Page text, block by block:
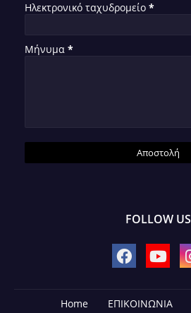
Ηλεκτρονικό ταχυδρομείο *
Μήνυμα *
FOLLOW US
Home ΕΠΙΚΟΙΝΩΝΙΑ